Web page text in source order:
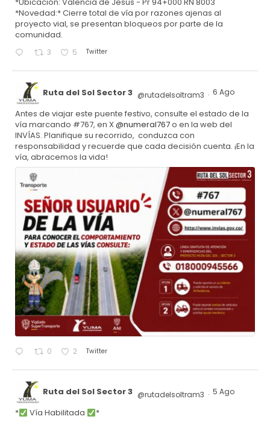
*Novedad:* Cierre total de vía por razones ajenas al
proyecto vial, se presentan bloqueos por parte de la
comunidad.
3 5 Twitter
Ruta del Sol Sector 3 @rutadelsoltram3 · 6 Ago
Antes de viajar este puente festivo, consulte el estado de la
vía marcando #767, en X@numeral767o en la web del
INVÍAS. Planifique su recorrido, conduzca con
responsabilidad y recuerde que cada decisión cuenta. ¡En la
vía, abracemos la vida!
0 2 Twitter
Ruta del Sol Sector 3 @rutadelsoltram3 · 5 Ago
* Vía Habilitada
*